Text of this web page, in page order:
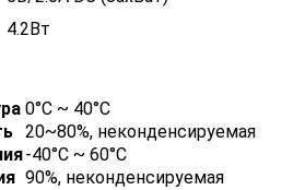
4.2Вт
0°C ~ 40°C
20~80%, неконденсируемая
-40°C ~ 60°C
90%, неконденсируемая